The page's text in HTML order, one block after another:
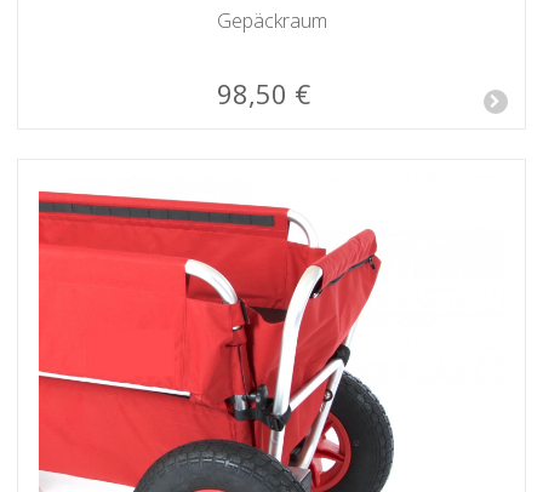
Gepäckraum
98,50 €